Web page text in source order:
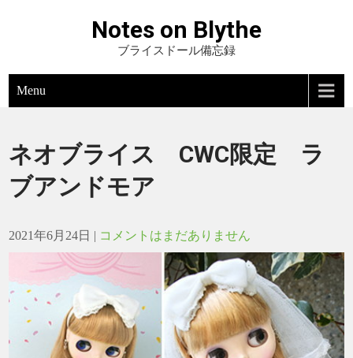
Notes on Blythe
ブライスドール備忘録
Menu
ネオブライス CWC限定 ラ
ブアンドモア
2021年6月24日 | コメントはまだありません